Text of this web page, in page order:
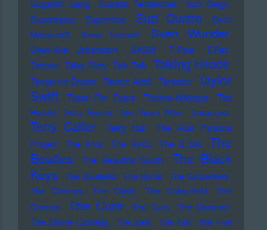
Sugarhill Gang
Suicidal Tendencies
Sun Diego
Supertramp
Supremes Suzi Quatro
Sven
Marquardt
Sven Tasnadi Sven Wunder
Sven-Ake Johansson SXSW T-Pain
T.Rex
Tahnee Talay Riley Talk Talk Talking Heads
Tangerine Dream Tanner Adell Tarwater Taylor
Swift
Tears For Fears Techno-Wikinger
Ted
Herold
Teho Teardo Ten Years After Terranova
Terry Callier Terry Hall
The Alan Parsons
Project
The Arcs The Avicii The B-52s
The
Beatles
The Beautiful South
The Black
Keys The Bluebells The Byrds The Carpenters
The Champs
The Clash The Colourfield
The
Cramps
The Cure The Curs
The Damned
The Divine Comedy
The Eels The Fall
The Five